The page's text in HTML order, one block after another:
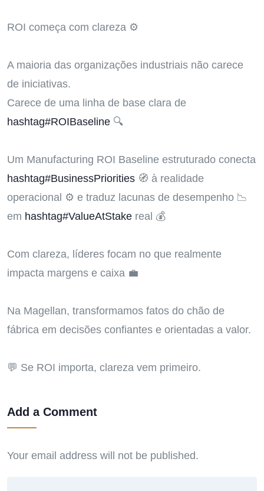
ROI começa com clareza ⚙️
A maioria das organizações industriais não carece
de iniciativas.
Carece de uma linha de base clara de
hashtag#ROIBaseline 🔍
Um Manufacturing ROI Baseline estruturado conecta
hashtag#BusinessPriorities 🧭 à realidade
operacional ⚙️ e traduz lacunas de desempenho 📉
em hashtag#ValueAtStake real 💰
Com clareza, líderes focam no que realmente
impacta margens e caixa 💼
Na Magellan, transformamos fatos do chão de
fábrica em decisões confiantes e orientadas a valor.
💬 Se ROI importa, clareza vem primeiro.
Add a Comment
Your email address will not be published.